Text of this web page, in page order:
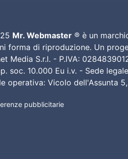
Mr. Webmaster® è un
forma di riproduzione. Un
Media S.r.l. - P.IVA:
soc. 10.000 Eu i.v. - Sede
operativa: Vicolo dell'Assunta
pubblicitarie